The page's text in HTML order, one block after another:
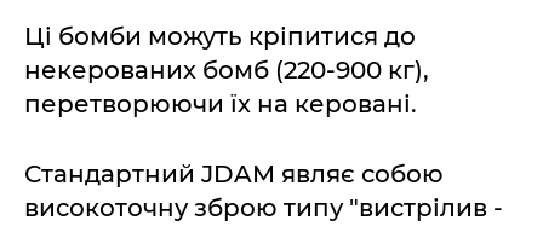
Ці бомби можуть кріпитися до
некерованих бомб (220-900 кг),
перетворюючи їх на керовані.
Стандартний JDAM являє собою
високоточну зброю типу "вистрілив -